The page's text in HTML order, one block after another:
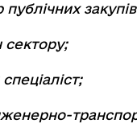
публічних
сектору;